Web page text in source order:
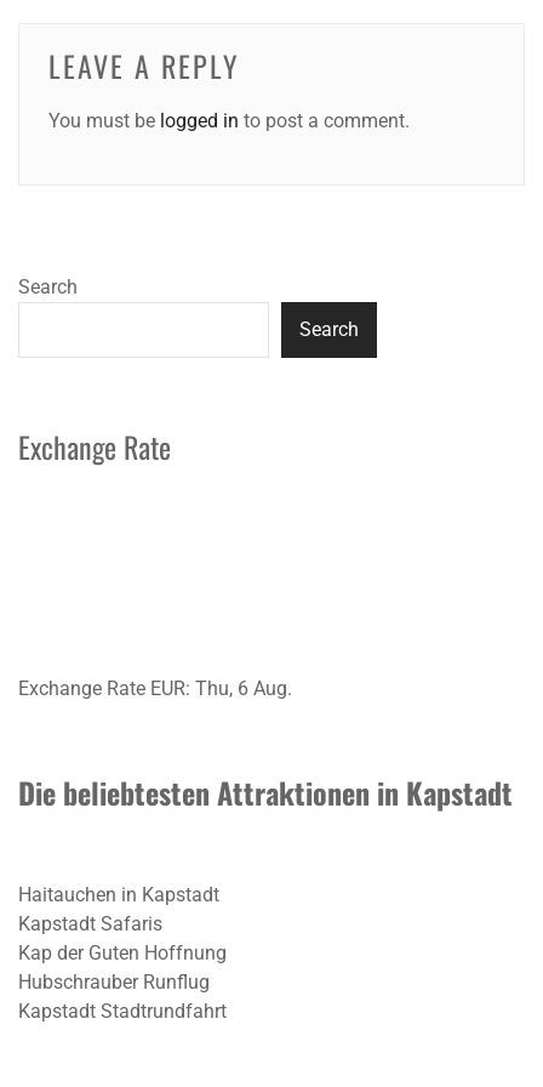
LEAVE A REPLY
You must be logged in to post a comment.
Search
Search
Exchange Rate
Exchange Rate EUR: Thu, 6 Aug.
Die beliebtesten Attraktionen in Kapstadt
Haitauchen in Kapstadt
Kapstadt Safaris
Kap der Guten Hoffnung
Hubschrauber Runflug
Kapstadt Stadtrundfahrt